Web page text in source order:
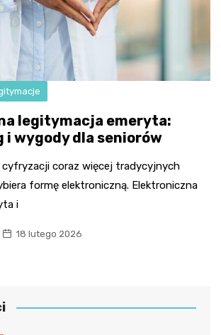
legitymacja emeryta:
i wygody dla seniorów
cyfryzacji coraz więcej tradycyjnych
formę elektroniczną. Elektroniczna
i
18 lutego 2026